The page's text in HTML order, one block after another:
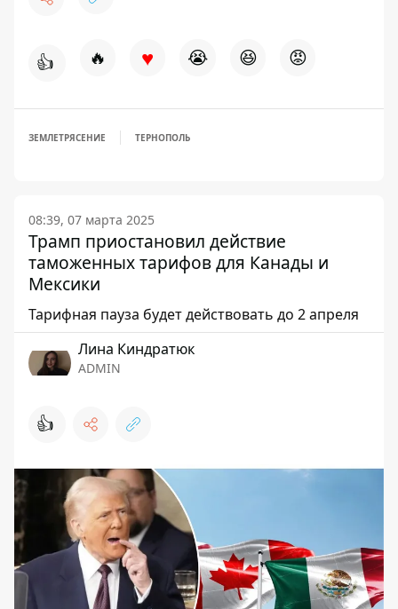
👍 🔥 ♥ 😭 😆 😡
ЗЕМЛЕТРЯСЕНИЕ ТЕРНОПОЛЬ
08:39, 07 марта 2025
Трамп приостановил действие
таможенных тарифов для Канады и
Мексики
Тарифная пауза будет действовать до 2 апреля
Лина Киндратюк
ADMIN
👍